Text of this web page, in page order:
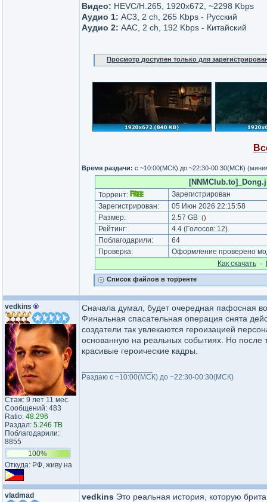
Видео: HEVC/H.265, 1920x672, ~2298 Kbps
Аудио 1: AC3, 2 ch, 265 Kbps - Русский
Аудио 2: AAC, 2 ch, 192 Kbps - Китайский
Просмотр доступен только для
Время раздачи: с ~10:00(МСК) до ~22:30-00:30(МСК)
Торрент:
Зарегистрирован
Зарегистрирован:
05 Июн 2026 22:15:58
Размер:
2.57 GB ()
Рейтинг: 4.4(Голосов: 12)
Поблагодарили:
64
Проверка:
Оформление проверено
Как cкачать·
Список файлов в торренте
vedkins ®
Стаж: 9 лет 11 мес.
Сообщений: 483
Ratio: 48.296
Раздал: 5.246 TB
Поблагодарили:
8855
100%
Откуда: РФ, живу на
Сначала думал, будет очередная пафосная
Финальная спасательная операция снята
создатели так увлекаются героизацией
основанную на реальных событиях. Но после
красивые героические кадры.
Раздаю с ~10:00(МСК) до ~22:30-00:30(МСК)
vladmad vedkins Это реальная история, которую